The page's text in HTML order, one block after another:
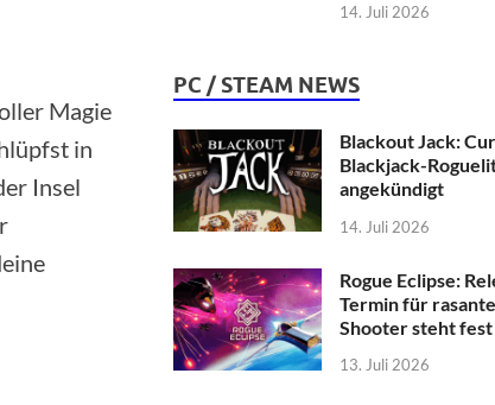
Magie
in
Insel
14. Juli 2026
PC / STEAM NEWS
Blackout Jack:
Blackjack-
angekündigt
14. Juli 2026
Rogue Eclipse:
Termin für
Shooter steht fest
13. Juli 2026